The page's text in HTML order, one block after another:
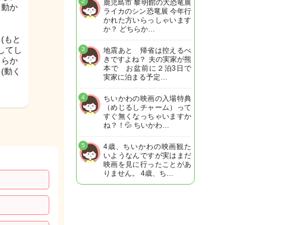
か
もと
てし
か
く
鹿児島市 黎明館の大恐竜展
ライカのシン恐竜展 今年行
かれた方いらっしゃいます
か？ どちらか…
地震あと 帰省は控えるべ
きですよね？ 夫の実家が熊
本で お盆前に２泊3日で
実家に泊まる予定…
3
ちいかわの映画の入場特典
（めじるしチャーム）って
すぐ無くなっちゃいますか
ね？！💦 ちいかわ…
4
4歳、ちいかわの映画観た
いようなんですが実はまだ
映画を見に行ったことがあ
りません。 4歳、ち…
5